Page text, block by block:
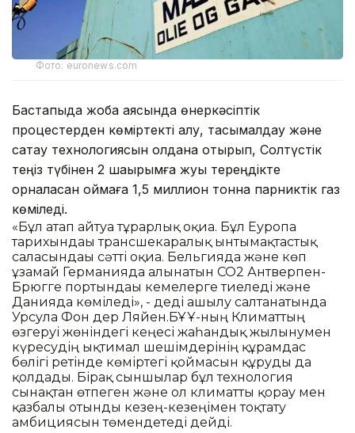
Фото: euronews.com
Бастапқыда жоба аясында өнеркәсіптік
процестерден көміртекті алу, тасымалдау және
сақтау технологиясын қолдана отырып, Солтүстік
теңіз түбінен 2 шақырымға жуық тереңдікте
орналасқан қоймаға 1,5 миллион тонна парниктік газ
көміледі.
«Бұл атап айтуға тұрарлық оқиға. Бұл Еуропа
тарихындағы трансшекаралық ынтымақтастық
саласындағы сәтті оқиға. Бельгияда және көп
ұзамай Германияда алынатын CO2 Антверпен-
Брюгге портындағы кемелерге тиеледі және
Данияда көміледі», - деді ашылу салтанатында
Урсула Фон дер Ляйен.БҰҰ-ның Климаттың
өзгеруі жөніндегі кеңесі жаһандық жылынумен
күресудің ықтимал шешімдерінің құрамдас
бөлігі ретінде көміртегі қоймасын құруды да
қолдады. Бірақ сыншылар бұл технология
сынақтан өтпеген және ол климатты қорғау мен
қазбалы отынды кезең-кезеңімен тоқтату
амбициясын төмендетеді дейді.